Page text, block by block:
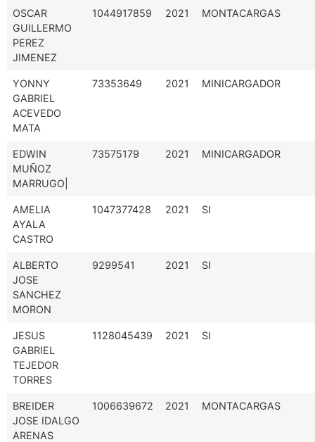
OSCAR
GUILLERMO
PEREZ
JIMENEZ
1044917859 2021 MONTACARGAS
YONNY
GABRIEL
ACEVEDO
MATA
73353649 2021 MINICARGADOR
EDWIN
MUÑOZ
MARRUGO|
73575179 2021 MINICARGADOR
AMELIA
AYALA
CASTRO
1047377428 2021 SI
ALBERTO
JOSE
SANCHEZ
MORON
9299541 2021 SI
JESUS
GABRIEL
TEJEDOR
TORRES
1128045439 2021 SI
BREIDER
JOSE IDALGO
ARENAS
1006639672 2021 MONTACARGAS